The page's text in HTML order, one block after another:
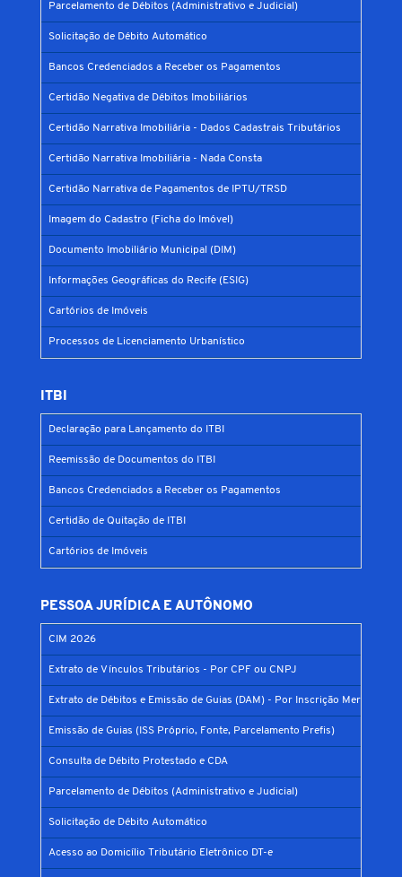
Parcelamento de Débitos (Administrativo e Judicial)
Solicitação de Débito Automático
Bancos Credenciados a Receber os Pagamentos
Certidão Negativa de Débitos Imobiliários
Certidão Narrativa Imobiliária - Dados Cadastrais Tributários
Certidão Narrativa Imobiliária - Nada Consta
Certidão Narrativa de Pagamentos de IPTU/TRSD
Imagem do Cadastro (Ficha do Imóvel)
Documento Imobiliário Municipal (DIM)
Informações Geográficas do Recife (ESIG)
Cartórios de Imóveis
Processos de Licenciamento Urbanístico
ITBI
Declaração para Lançamento do ITBI
Reemissão de Documentos do ITBI
Bancos Credenciados a Receber os Pagamentos
Certidão de Quitação de ITBI
Cartórios de Imóveis
PESSOA JURÍDICA E AUTÔNOMO
CIM 2026
Extrato de Vínculos Tributários - Por CPF ou CNPJ
Extrato de Débitos e Emissão de Guias (DAM) - Por Inscrição Mercantil
Emissão de Guias (ISS Próprio, Fonte, Parcelamento Prefis)
Consulta de Débito Protestado e CDA
Parcelamento de Débitos (Administrativo e Judicial)
Solicitação de Débito Automático
Acesso ao Domicílio Tributário Eletrônico DT-e